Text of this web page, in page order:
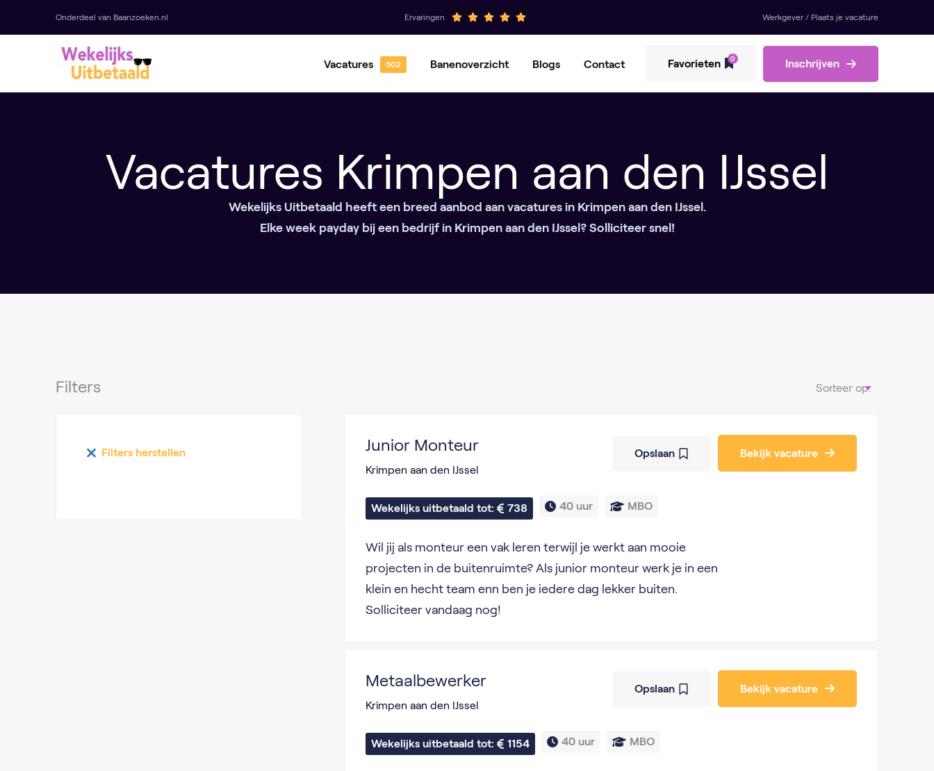
Onderdeel van Baanzoeken.nl Ervaringen Werkgever / Plaats je vacature
Vacatures Banenoverzicht
Operator Productiemedewerker
Blogs Contact Favorieten 0 Inschrijven
Vacatures Krimpen aan den IJssel
Wekelijks Uitbetaald heeft een breed aanbod aan vacatures in Krimpen aan den IJssel.
Elke week payday bij een bedrijf in Krimpen aan den IJssel? Solliciteer snel!
Filters Sorteer op:
Filters herstellen Junior Monteur
Krimpen aan den IJssel
Wekelijks uitbetaald tot: 738 40 uur MBO
Wil jij als monteur een vak leren terwijl je werkt aan mooie
projecten in de buitenruimte? Als junior monteur werk je in een
klein en hecht team enn ben je iedere dag lekker buiten.
Solliciteer vandaag nog!
Opslaan Bekijk vacature
Metaalbewerker
Krimpen aan den IJssel
Wekelijks uitbetaald tot: 1154 40 uur MBO
Opslaan Bekijk vacature